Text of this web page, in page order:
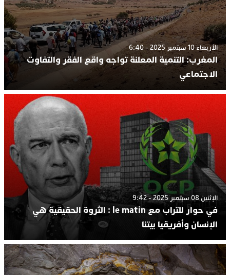
الأربعاء 10 سبتمبر 2025 - 6:40
المغرب: التنمية المعلنة تواجه واقع الفقر والتفاوت
الاجتماعي
الإثنين 08 سبتمبر 2025 - 9:42
في حوار للتراب مع le matin : الثروة الحقيقية هي
الإنسان وأفريقيا بيتنا